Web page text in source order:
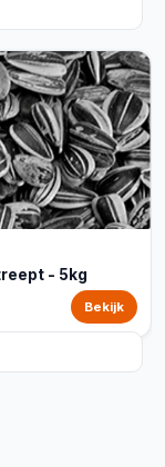
- 5kg
Bekijk